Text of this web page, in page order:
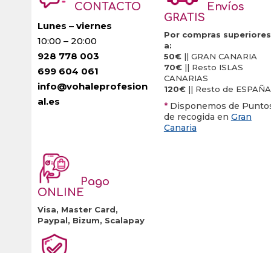
CONTACTO
Lunes – viernes
10:00 – 20:00
928 778 003
699 604 061
info@vohaleprofesion
al.es
Envíos
GRATIS
Por compras superiores
a:
50€|| GRAN CANARIA
70€|| Resto ISLAS
CANARIAS
120€|| Resto de ESPAÑA
* Disponemos de
de recogida en Gran
Canaria
Pago
ONLINE
Visa, Master Card,
Paypal, Bizum, Scalapay